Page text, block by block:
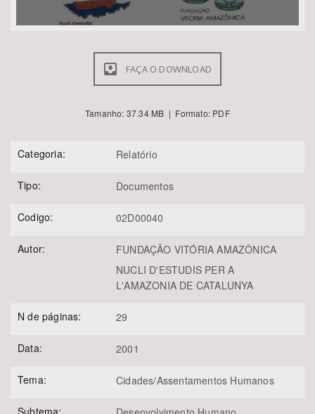
FAÇA O DOWNLOAD
Tamanho: 37.34 MB | Formato: PDF
Categoria: Relatório
Tipo: Documentos
Codigo: 02D00040
Autor:
FUNDAÇÃO VITÓRIA AMAZÔNICA
NUCLI D'ESTUDIS PER A
L'AMAZONIA DE CATALUNYA
N de páginas: 29
Data: 2001
Tema: Cidades/Assentamentos Humanos